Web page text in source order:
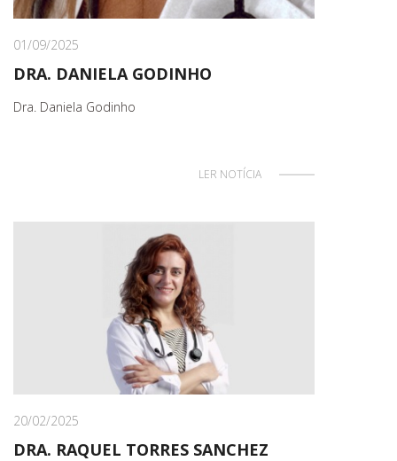
01/09/2025
DRA. DANIELA GODINHO
Dra. Daniela Godinho
LER NOTÍCIA
20/02/2025
DRA. RAQUEL TORRES SANCHEZ